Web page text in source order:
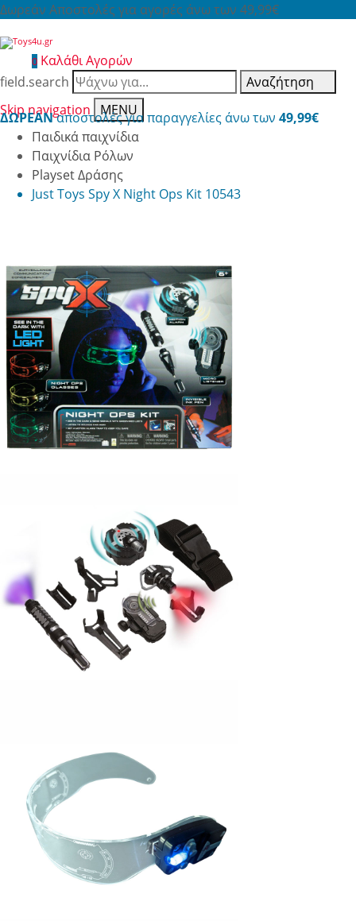
Δωρεάν Αποστολές για αγορές άνω των 49,99€
0 Καλάθι Αγορών
field.search
Αναζήτηση
Skip navigation
MENU
ΔΩΡΕΑΝαποστολές για παραγγελίες άνω των 49,99€
Παιδικά παιχνίδια
Παιχνίδια Ρόλων
Playset Δράσης
Just Toys Spy X Night Ops Kit 10543